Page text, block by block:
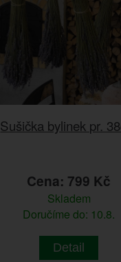
Sušička bylinek pr.
Cena: 799 Kč
Skladem
Doručíme do: 10.8.
Detail